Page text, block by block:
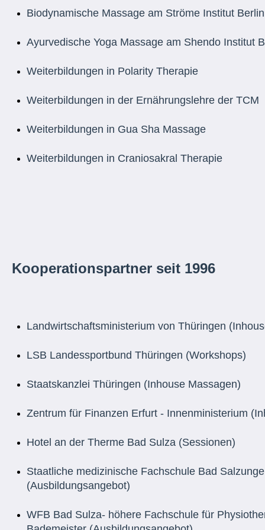
Biodynamische Massage am Ströme Institut
Ayurvedische Yoga Massage am Shendo Institut
Weiterbildungen in Polarity Therapie
Weiterbildungen in der Ernährungslehre der
Weiterbildungen in Gua Sha Massage
Weiterbildungen in Craniosakral Therapie
Kooperationspartner seit 1996
Landwirtschaftsministerium von Thüringen
LSB Landessportbund Thüringen (Workshops)
Staatskanzlei Thüringen (Inhouse Massagen)
Zentrum für Finanzen Erfurt - Innenministerium
Hotel an der Therme Bad Sulza (Sessionen)
Staatliche medizinische Fachschule Bad
(Ausbildungsangebot)
WFB Bad Sulza- höhere Fachschule für